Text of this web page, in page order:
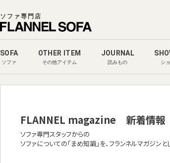
ソファ専門店
SOFA
ソファ
OTHER ITEM
その他アイテム
JOURNAL
読みもの シ
FLANNEL magazine 新着情報
ソファ専門スタッフからの
ソファについての「まめ知識」を、フランネルマガジンと